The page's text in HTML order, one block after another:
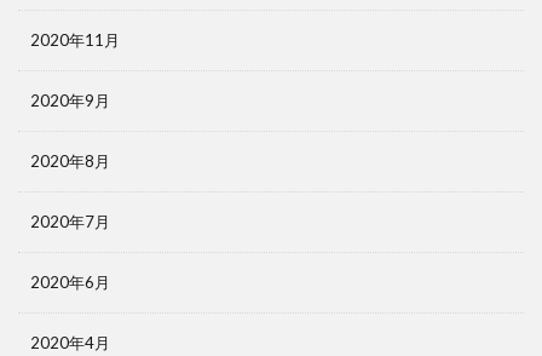
2020年11月
2020年9月
2020年8月
2020年7月
2020年6月
2020年4月